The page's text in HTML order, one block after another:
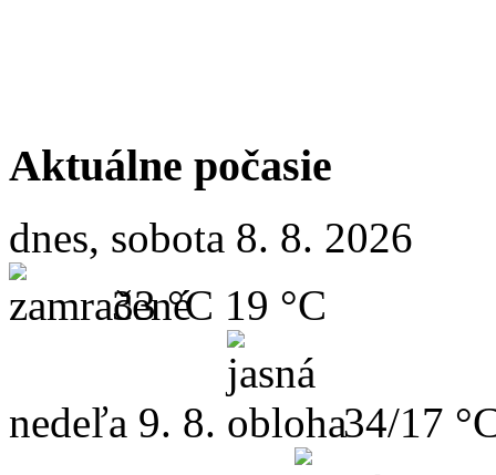
Aktuálne počasie
dnes, sobota 8. 8. 2026
33 °C 19 °C
nedeľa 9. 8. 34/17